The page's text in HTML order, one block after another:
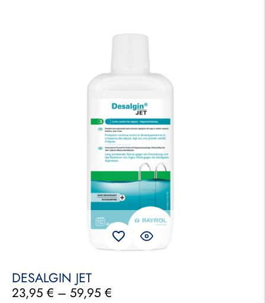
DESALGIN JET
23,95 € – 59,95 €